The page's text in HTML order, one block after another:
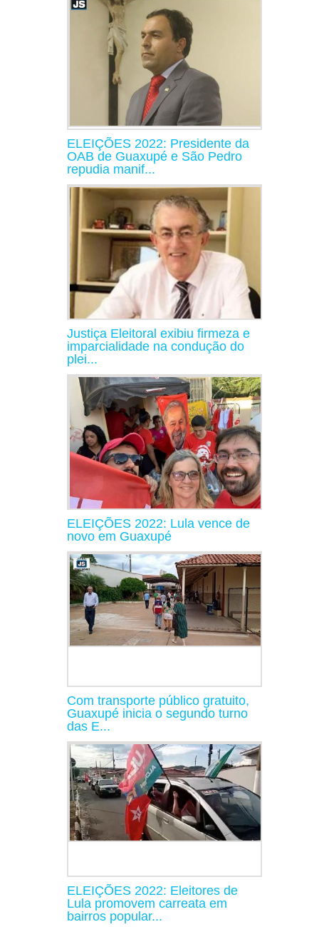
ELEIÇÕES 2022: Presidente da
OAB de Guaxupé e São Pedro
repudia manif...
Justiça Eleitoral exibiu firmeza e
imparcialidade na condução do
plei...
ELEIÇÕES 2022: Lula vence de
novo em Guaxupé
Com transporte público gratuito,
Guaxupé inicia o segundo turno
das E...
ELEIÇÕES 2022: Eleitores de
Lula promovem carreata em
bairros popular...